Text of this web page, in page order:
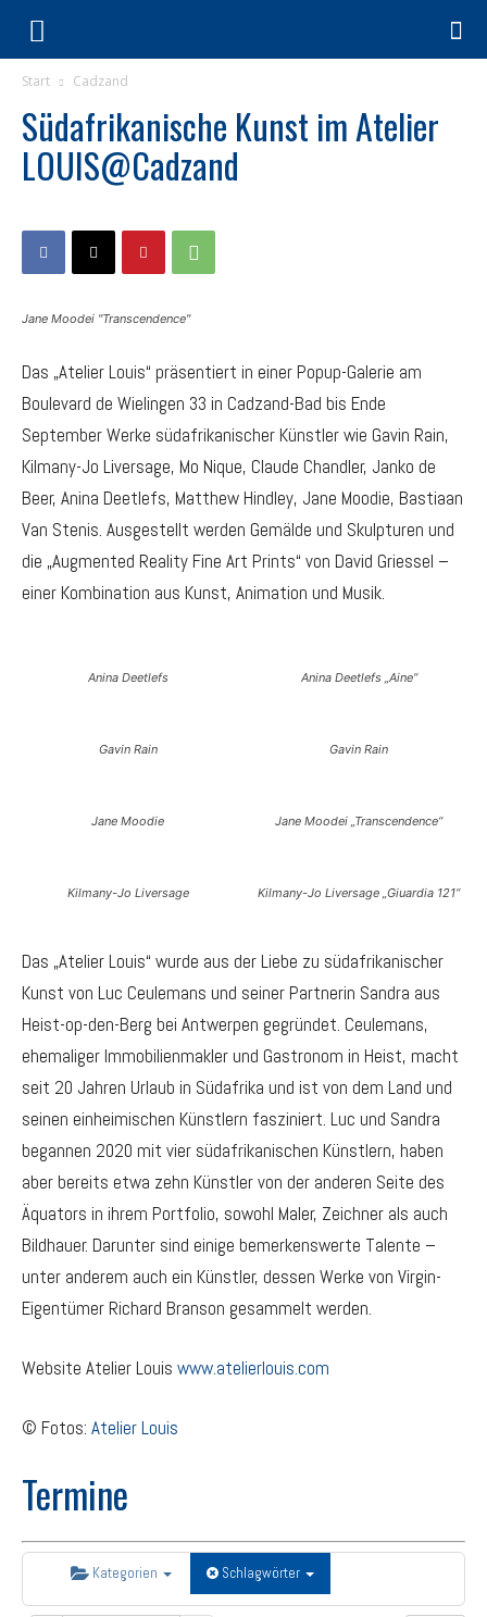
Start Cadzand
Südafrikanische Kunst im Atelier
LOUIS@Cadzand
Jane Moodei "Transcendence"
Das „Atelier Louis“ präsentiert in einer Popup-Galerie am
Boulevard de Wielingen 33 in Cadzand-Bad bis Ende
September Werke südafrikanischer Künstler wie Gavin Rain,
Kilmany-Jo Liversage, Mo Nique, Claude Chandler, Janko de
Beer, Anina Deetlefs, Matthew Hindley, Jane Moodie, Bastiaan
Van Stenis. Ausgestellt werden Gemälde und Skulpturen und
die „Augmented Reality Fine Art Prints“ von David Griessel –
einer Kombination aus Kunst, Animation und Musik.
Anina Deetlefs Anina Deetlefs „Aine“
Gavin Rain Gavin Rain
Jane Moodie Jane Moodei „Transcendence“
Kilmany-Jo Liversage Kilmany-Jo Liversage „Giuardia 121“
Das „Atelier Louis“ wurde aus der Liebe zu südafrikanischer
Kunst von Luc Ceulemans und seiner Partnerin Sandra aus
Heist-op-den-Berg bei Antwerpen gegründet. Ceulemans,
ehemaliger Immobilienmakler und Gastronom in Heist, macht
seit 20 Jahren Urlaub in Südafrika und ist von dem Land und
seinen einheimischen Künstlern fasziniert. Luc und Sandra
begannen 2020 mit vier südafrikanischen Künstlern, haben
aber bereits etwa zehn Künstler von der anderen Seite des
Äquators in ihrem Portfolio, sowohl Maler, Zeichner als auch
Bildhauer. Darunter sind einige bemerkenswerte Talente –
unter anderem auch ein Künstler, dessen Werke von Virgin-
Eigentümer Richard Branson gesammelt werden.
Website Atelier Louis www.atelierlouis.com
© Fotos: Atelier Louis
Termine
Kategorien Schlagwörter